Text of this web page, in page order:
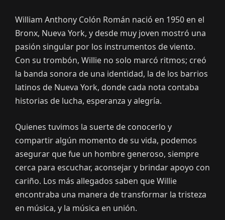
William Anthony Colón Román nació en 1950 en el
Bronx, Nueva York, y desde muy joven mostró una
pasión singular por los instrumentos de viento.
Con su trombón, Willie no solo marcó ritmos; creó
la banda sonora de una identidad, la de los barrios
latinos de Nueva York, donde cada nota contaba
historias de lucha, esperanza y alegría.
Quienes tuvimos la suerte de conocerlo y
compartir algún momento de su vida, podemos
asegurar que fue un hombre generoso, siempre
cerca para escuchar, aconsejar y brindar apoyo con
cariño. Los más allegados saben que Willie
encontraba una manera de transformar la tristeza
en música, y la música en unión.